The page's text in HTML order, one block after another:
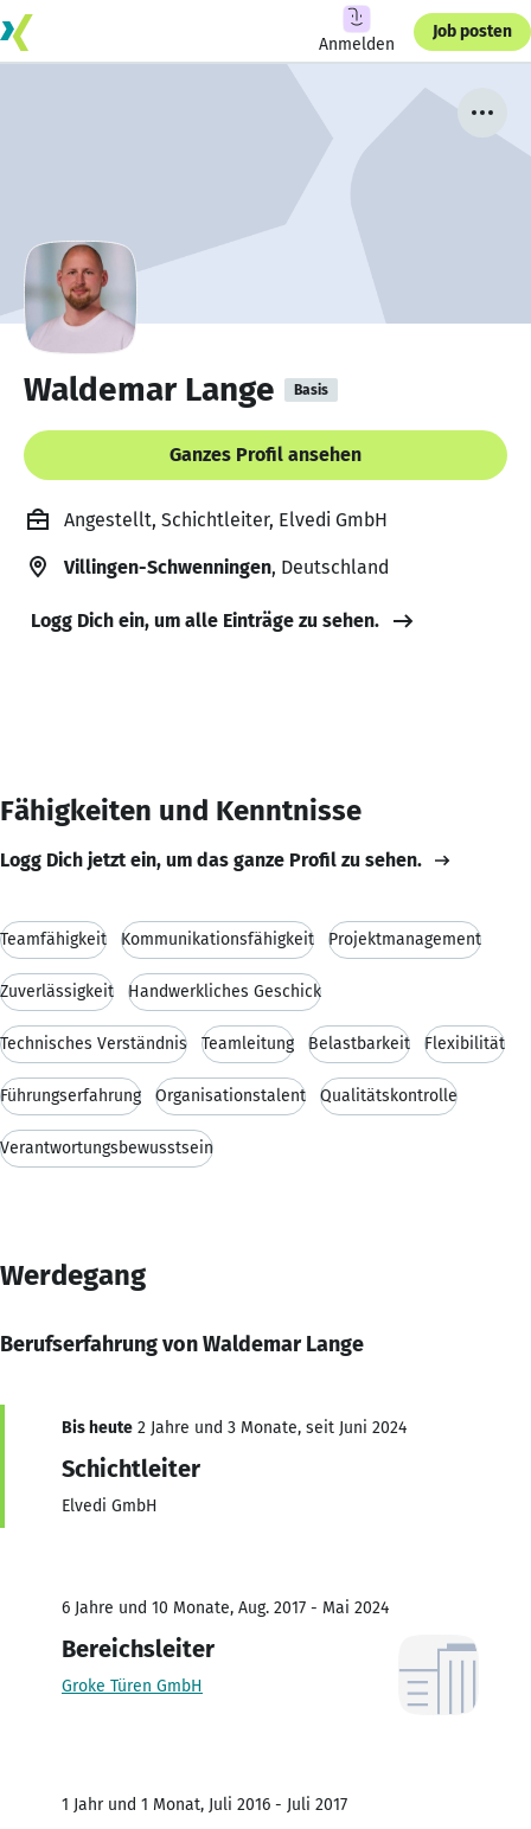
Anmelden
Job posten
Waldemar Lange Basis
Ganzes Profil ansehen
Angestellt, Schichtleiter, Elvedi GmbH
Villingen-Schwenningen, Deutschland
Logg Dich ein, um alle Einträge zu sehen.
Fähigkeiten und Kenntnisse
Logg Dich jetzt ein, um das ganze Profil zu sehen.
Teamfähigkeit Kommunikationsfähigkeit Projektmanagement
Zuverlässigkeit Handwerkliches Geschick
Technisches Verständnis Teamleitung Belastbarkeit Flexibilität
Führungserfahrung Organisationstalent Qualitätskontrolle
Verantwortungsbewusstsein
Werdegang
Berufserfahrung von Waldemar Lange
Bis heute 2 Jahre und 3 Monate, seit Juni 2024
Schichtleiter
Elvedi GmbH
6 Jahre und 10 Monate, Aug. 2017 - Mai 2024
Bereichsleiter
Groke Türen GmbH
1 Jahr und 1 Monat, Juli 2016 - Juli 2017